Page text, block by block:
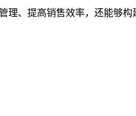
、提高销售效率，还能够